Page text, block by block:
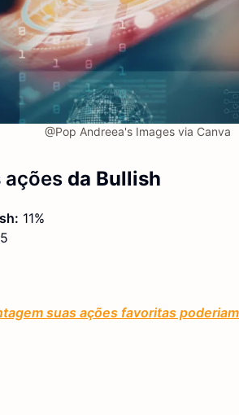
@Pop Andreea's Images via Canva
ações da Bullish
11%
suas ações favoritas